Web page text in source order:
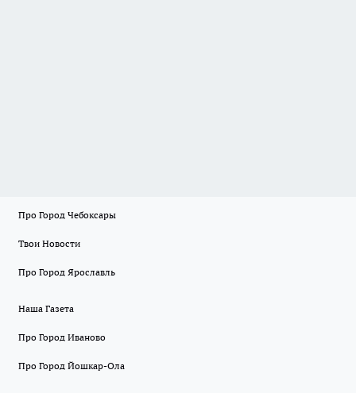
Про Город Чебоксары
Твои Новости
Про Город Ярославль
Наша Газета
Про Город Иваново
Про Город Йошкар-Ола